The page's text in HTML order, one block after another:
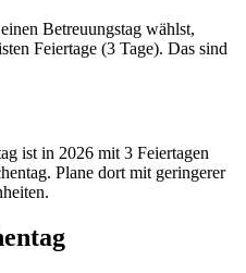
Betreuungstag wählst,
Feiertage (3 Tage). Das sind
ist in 2026 mit 3 Feiertagen
Plane dort mit geringerer